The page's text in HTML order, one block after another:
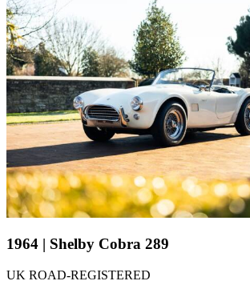
1964 | Shelby Cobra 289
UK ROAD-REGISTERED